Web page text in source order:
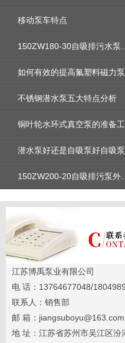
移动泵车特点
150ZW180-30自吸排污水泵外形安装尺寸_性能参数曲线图_价格
如何有效的提高氟塑料磁力泵的使用效率
不锈钢潜水泵五大特点分析
铜叶轮水环式真空泵的准备工作你准备好了吗
潜水泵好还是自吸泵好自吸泵和潜水泵的区别
150ZW200-20自吸排污泵外形安装尺寸图及性能参数曲线图及价格
江苏博禹泵业有限公司
电 话：13764677048/
联系人：销售部
邮 箱：jiangsuboyu@163.com
地 址：江苏省苏州市吴江区汾